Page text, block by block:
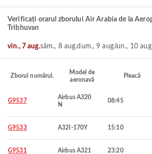
Verificați orarul zborului Air Arabia de la
Tribhuvan
vin., 7 aug.sâm., 8 aug.dum., 9 aug. lun., 10
Zborul numărul.
Model de
aeronavă
Pleacă
G9537
Airbus A320
N
08:45
G9533 A32I-170Y 15:10
G9531 Airbus A321 23:20